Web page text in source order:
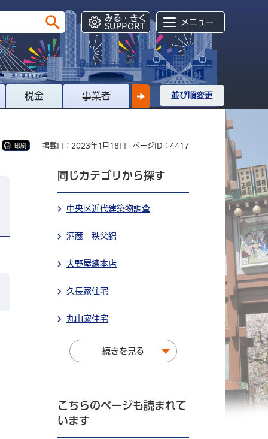
みる・きく
SUPPORT
メニュー
税金 事業者 並び順変更
印刷 掲載日：2023年1月18日 ページID：4417
同じカテゴリから探す
中央区近代建築物調査
酒蔵 秩父錦
大野屋總本店
久長家住宅
丸山家住宅
続きを見る
こちらのページも読まれて
います